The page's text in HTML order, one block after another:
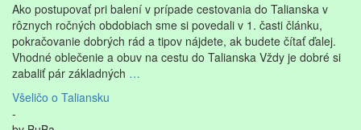
Ako postupovať pri balení v prípade cestovania do Talianska v
rôznych ročných obdobiach sme si povedali v 1. časti článku,
pokračovanie dobrých rád a tipov nájdete, ak budete čítať ďalej.
Vhodné oblečenie a obuv na cestu do Talianska Vždy je dobré si
zabaliť pár základných …
Všeličo o Taliansku
-